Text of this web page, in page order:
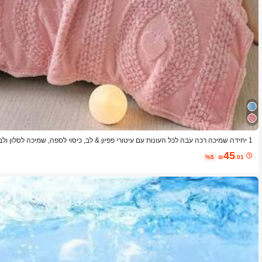
1 יחידה שמיכה רכה עבה לכל העונות עם עיטורי פפיון & לב, כיסוי לספה, שמיכה לסלון ולבית, רכה ונוחה מאוד, גודל גדול
₪45.01
%5